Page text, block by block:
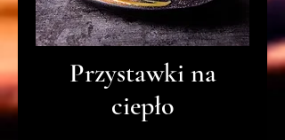
Przystawki na
ciepło